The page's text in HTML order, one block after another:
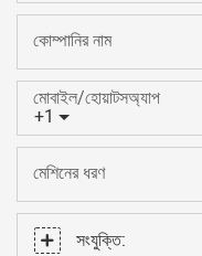
কোম্পানির নাম
+1
মোবাইল/হোয়াটসঅ্যাপ
মেশিনের ধরণ
সংযুক্তি: